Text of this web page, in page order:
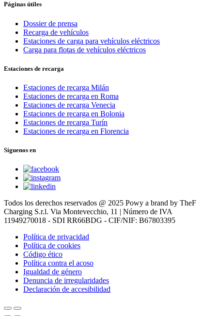
Páginas útiles
Dossier de prensa
Recarga de vehículos
Estaciones de carga para vehículos eléctricos
Carga para flotas de vehículos eléctricos
Estaciones de recarga
Estaciones de recarga Milán
Estaciones de recarga en Roma
Estaciones de recarga Venecia
Estaciones de recarga en Bolonia
Estaciones de recarga Turín
Estaciones de recarga en Florencia
Síguenos en
Todos los derechos reservados @ 2025 Powy a brand by TheF
Charging S.r.l. Via Montevecchio, 11 | Número de IVA
11949270018 - SDI RR66BDG - CIF/NIF: B67803395
Política de privacidad
Política de cookies
Código ético
Política contra el acoso
Igualdad de género
Denuncia de irregularidades
Declaración de accesibilidad